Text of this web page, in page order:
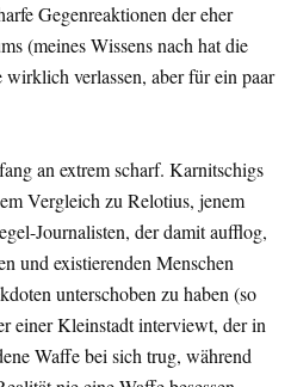
Gegenreaktionen der eher
(meines Wissens nach hat die
verlassen, aber für ein paar
an extrem scharf. Karnitschigs
Vergleich zu Relotius, jenem
Journalisten, der damit aufflog,
und existierenden Menschen
unterschoben zu haben (so
einer Kleinstadt interviewt, der in
Waffe bei sich trug, während